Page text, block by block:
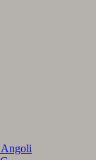
Angoli